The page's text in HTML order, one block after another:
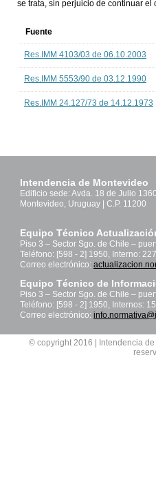
se trata, sin perjuicio de continuar
Fuente
Res.IMM 4103/03 de 06.10.2003
Res.IMM 5553/90 de 03.12.1990
Res.IMM 24.127/73 de 14.12.1973
Intendencia de Montevideo
Edificio sede: Avda. 18 de Julio 1360
Montevideo, Uruguay | C.P. 11200
Equipo Técnico
Piso 3 – Sector Sgo. de Chile –
Teléfono: [598 - 2] 1950, Interno:
Correo electrónico:
Equipo Técnico de
Piso 3 – Sector Sgo. de Chile –
Teléfono: [598 - 2] 1950, Internos:
Correo electrónico:
© copyright 2016 | Intendencia